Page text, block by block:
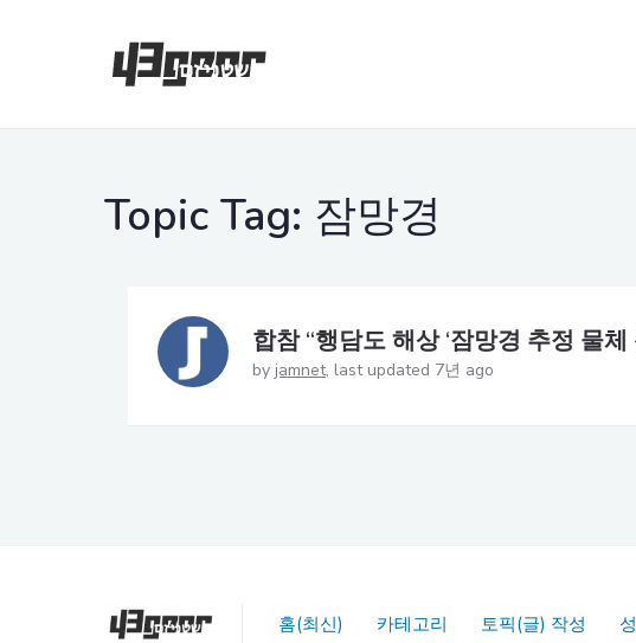
Topic Tag: 잠망경
합참 “행담도 해상 ‘잠망경 추정 물체
by jamnet last updated 7년 ago
홈(최신) 카테고리 토픽(글) 작성